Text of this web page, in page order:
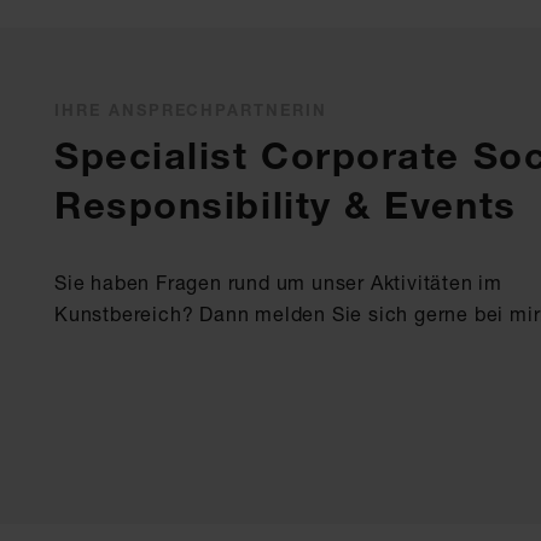
Specialist Corporate
Responsibility & Events
Sie haben Fragen rund um unser Aktivitäten im
Kunstbereich? Dann melden Sie sich gerne bei